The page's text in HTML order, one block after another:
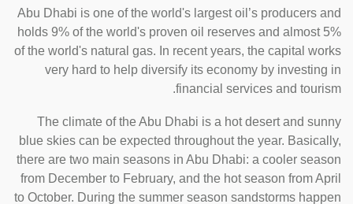
Abu Dhabi is one of the world's largest oil’s producers and
holds 9% of the world's proven oil reserves and almost 5%
of the world's natural gas. In recent years, the capital works
very hard to help diversify its economy by investing in
financial services and tourism.
The climate of the Abu Dhabi is a hot desert and sunny
blue skies can be expected throughout the year. Basically,
there are two main seasons in Abu Dhabi: a cooler season
from December to February, and the hot season from April
to October. During the summer season sandstorms happen